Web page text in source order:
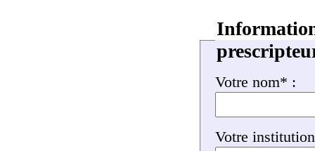
Votre nom* :
Votre